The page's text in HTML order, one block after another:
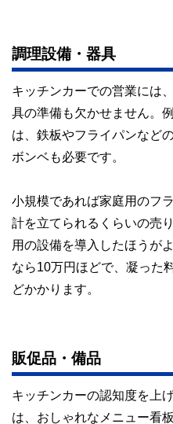
調理設備・器具
キッチンカーでの営業には
具の準備も欠かせません。
は、鉄板やフライパンなど
ボンベも必要です。
小規模であれば家庭用のフ
計を立てられるくらいの売
用の設備を導入したほうが
なら10万円ほどで、凝った
どかかります。
販促品・備品
キッチンカーの認知度を上
は、おしゃれなメニュー看